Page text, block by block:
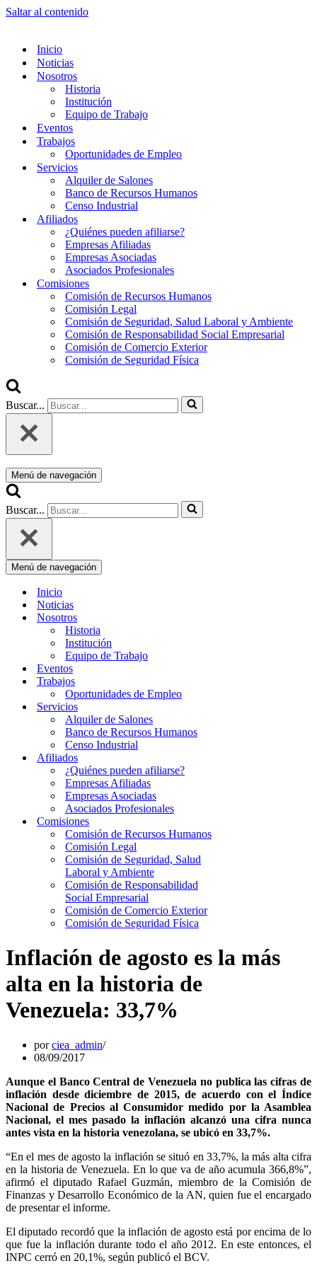
Saltar al contenido
Inicio
Noticias
Nosotros
Historia
Institución
Equipo de Trabajo
Eventos
Trabajos
Oportunidades de Empleo
Servicios
Alquiler de Salones
Banco de Recursos Humanos
Censo Industrial
Afiliados
¿Quiénes pueden afiliarse?
Empresas Afiliadas
Empresas Asociadas
Asociados Profesionales
Comisiones
Comisión de Recursos Humanos
Comisión Legal
Comisión de Seguridad, Salud Laboral y Ambiente
Comisión de Responsabilidad Social Empresarial
Comisión de Comercio Exterior
Comisión de Seguridad Física
Buscar...
Menú de navegación
Buscar...
Menú de navegación
Inicio
Noticias
Nosotros
Historia
Institución
Equipo de Trabajo
Eventos
Trabajos
Oportunidades de Empleo
Servicios
Alquiler de Salones
Banco de Recursos Humanos
Censo Industrial
Afiliados
¿Quiénes pueden afiliarse?
Empresas Afiliadas
Empresas Asociadas
Asociados Profesionales
Comisiones
Comisión de Recursos Humanos
Comisión Legal
Comisión de Seguridad, Salud
Laboral y Ambiente
Comisión de Responsabilidad
Social Empresarial
Comisión de Comercio Exterior
Comisión de Seguridad Física
Inflación de agosto es la más
alta en la historia de
Venezuela: 33,7%
porciea_admin
08/09/2017
Aunque el Banco Central de Venezuela no publica las cifras de
inflación desde diciembre de 2015, de acuerdo con el Índice
Nacional de Precios al Consumidor medido por la Asamblea
Nacional, el mes pasado la inflación alcanzó una cifra nunca
antes vista en la historia venezolana, se ubicó en 33,7%.
“En el mes de agosto la inflación se situó en 33,7%, la más alta cifra
en la historia de Venezuela. En lo que va de año acumula 366,8%”,
afirmó el diputado Rafael Guzmán, miembro de la Comisión de
Finanzas y Desarrollo Económico de la AN, quien fue el encargado
de presentar el informe.
El diputado recordó que la inflación de agosto está por encima de lo
que fue la inflación durante todo el año 2012. En este entonces, el
INPC cerró en 20,1%, según publicó el BCV.